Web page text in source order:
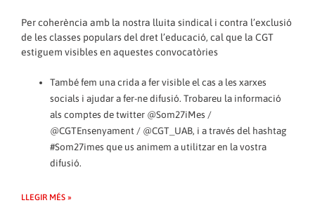
Per coherència amb la nostra lluita sindical i contra l’exclusió
de les classes populars del dret l’educació, cal que la CGT
estiguem visibles en aquestes convocatòries
També fem una crida a fer visible el cas a les xarxes
socials i ajudar a fer-ne difusió. Trobareu la informació
als comptes de twitter @Som27iMes /
@CGTEnsenyament / @CGT_UAB, i a través del hashtag
#Som27imes que us animem a utilitzar en la vostra
difusió.
LLEGIR MÉS »